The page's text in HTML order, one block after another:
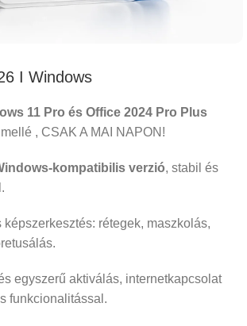
I Windows
11 Pro és Office 2024 Pro Plus
, CSAK A MAI NAPON!
kompatibilis verzió, stabil és
képszerkesztés: rétegek, maszkolás,
egyszerű aktiválás, internetkapcsolat
funkcionalitással.